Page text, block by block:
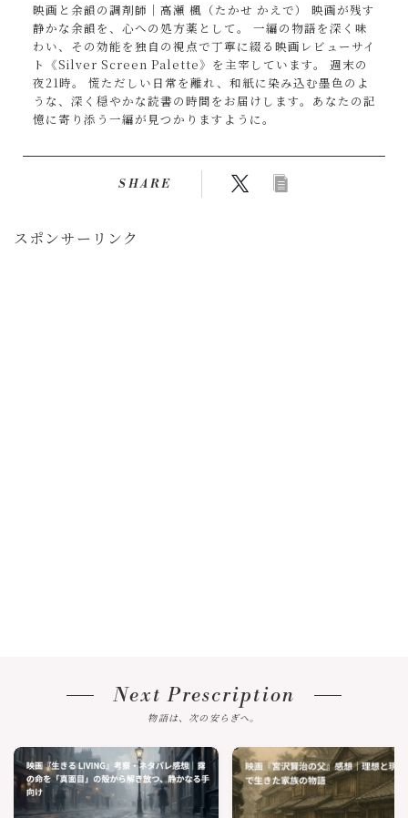
映画と余韻の調剤師｜高瀬 楓（たかせ かえで） 映画が残す
静かな余韻を、心への処方薬として。 一編の物語を深く味
わい、その効能を独自の視点で丁寧に綴る映画レビューサイ
ト《Silver Screen Palette》を主宰しています。 週末の
夜21時。 慌ただしい日常を離れ、和紙に染み込む墨色のよ
うな、深く穏やかな読書の時間をお届けします。あなたの記
憶に寄り添う一編が見つかりますように。
SHARE
スポンサーリンク
Next Prescription
物語は、次の安らぎへ。